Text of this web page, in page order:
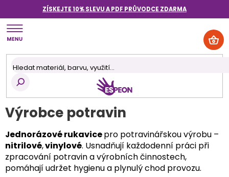
obsah
ZÍSKEJTE 10% SLEVU A PDF PRŮVODCE ZDARMA
Výrobce potravin
Jednorázové rukavicepro potravinářskou výrobu –
nitrilové,vinylové. Usnadňují každodenní práci při
zpracování potravin a výrobních činnostech,
pomáhají udržet hygienu a plynulý chod provozu.